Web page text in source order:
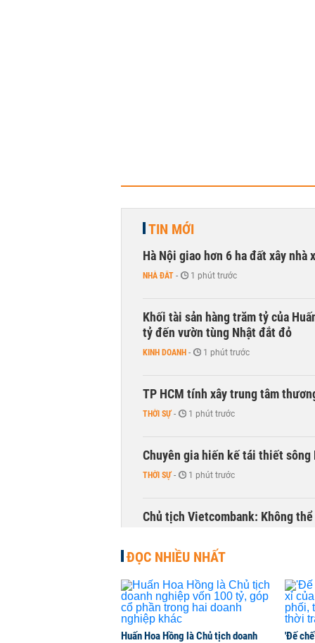
TIN MỚI
Hà Nội giao hơn 6 ha đất xây nhà
NHÀ ĐẤT - 1 phút trước
Khối tài sản hàng trăm tỷ của
tỷ đến vườn tùng Nhật đắt đỏ
KINH DOANH - 1 phút trước
TP HCM tính xây trung tâm
THỜI SỰ - 1 phút trước
Chuyên gia hiến kế tái thiết sông
THỜI SỰ - 1 phút trước
Chủ tịch Vietcombank: Không
ĐỌC NHIỀU NHẤT
Huấn Hoa Hồng là Chủ tịch doanh
'Đế